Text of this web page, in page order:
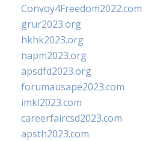
Convoy4Freedom2022.com
grur2023.org
hkhk2023.org
napm2023.org
apsdfd2023.org
forumausape2023.com
imkl2023.com
careerfaircsd2023.com
apsth2023.com